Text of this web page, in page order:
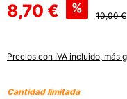
8,70 € %
10,00 €
Precios con IVA incluido, más
Cantidad limitada